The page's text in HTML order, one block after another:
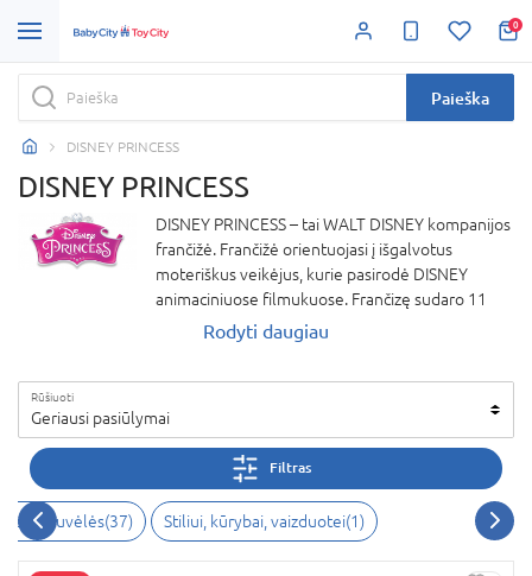
0
Paieška
DISNEY PRINCESS
DISNEY PRINCESS
DISNEY PRINCESS – tai WALT DISNEY kompanijos
frančižė. Frančižė orientuojasi į išgalvotus
moteriškus veikėjus, kurie pasirodė DISNEY
animaciniuose filmukuose. Frančizę sudaro 11
moteriškų veikėjų iš 10 skirtingų DISNEY filmukų
PRINCESS veikėjos: Snieguolė, Pelenė, Aurora,
Arielė, Bela ir Džasmina, kurias gerbėjai vadina
„pradiniu šešetu“. Vėliau gretas papildė
Pokahonta ir Mulan. Neseniai frančižė praplėtė
princesių sąrašą įtraukiant Tianą, Rapunzelę ir
Rodyti daugiau
Rūšiuoti
Geriausi pasiūlymai
Filtras
virtuvėlės(37) Stiliui, kūrybai, vaizduotei(1)